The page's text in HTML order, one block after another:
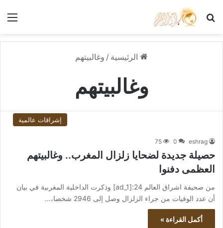
بحث عن
الرئيسية / وغالبيتهم
وغالبيتهم
إشراقات عالمية
eshrag
0
75
حصيلة جديدة لضحايا زلزال المغرب.. وغالبيتهم
العظمى دفنوا
من صحيفة اشراق العالم 24:[ad_1] وذكرت الداخلية المغربية في بيان
أن عدد الوفيات من جراء الزلزال وصل إلى 2946 شخصا،…
أكمل القراءة »